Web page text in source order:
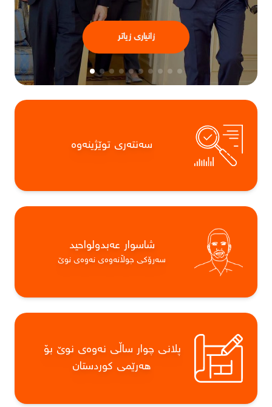
زانیاری زیاتر
سەنتەری توێژینەوە
شاسوار عەبدولواحید
سەرۆکی جوڵانەوەی نەوەی نوێ
پلانی چوار ساڵی نەوەی نوێ بۆ
هەرێمی کوردستان